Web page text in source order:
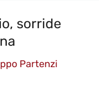
sorride
Partenzi